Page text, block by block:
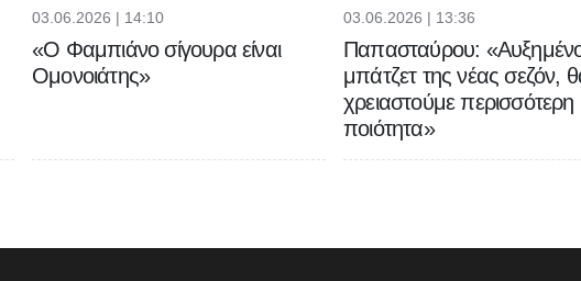
03.06.2026 | 14:10
«Ο Φαμπιάνο σίγουρα είναι
Ομονοιάτης»
03.06.2026 | 13:36
Παπασταύρου:
μπάτζετ της νέας σεζόν,
χρειαστούμε περισσότερη
ποιότητα»